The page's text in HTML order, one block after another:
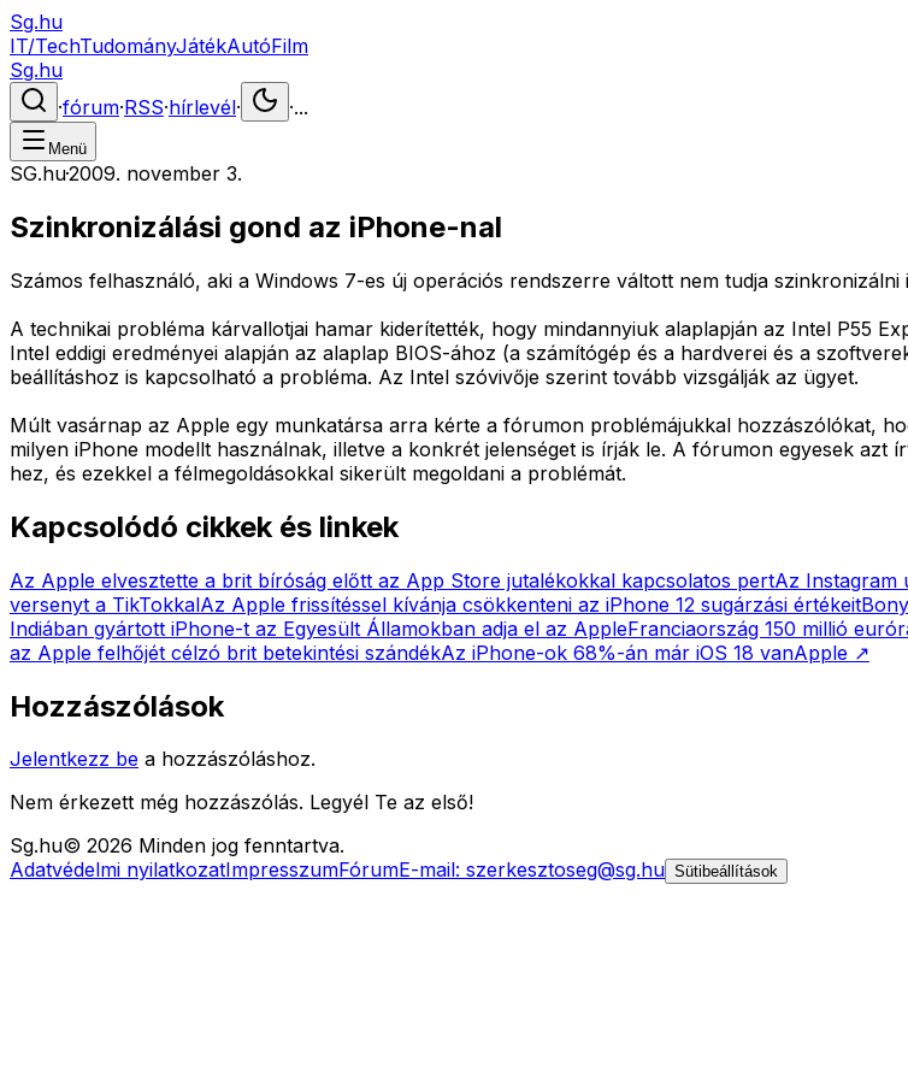
Sg.hu
IT/TechTudományJátékAutóFilm
Sg.hu
·fórum·RSS·hírlevél· ·...
Menü
SG.hu·2009. november 3.
Szinkronizálási gond az iPhone-nal
Számos felhasználó, aki a Windows 7-es új operációs rendszerre váltott nem tudja
A technikai probléma kárvallotjai hamar kiderítették, hogy mindannyiuk alaplapján az Intel P55
Intel eddigi eredményei alapján az alaplap BIOS-ához (a számítógép és a hardverei és a
beállításhoz is kapcsolható a probléma. Az Intel szóvivője szerint tovább vizsgálják az ügyet.
Múlt vasárnap az Apple egy munkatársa arra kérte a fórumon problémájukkal hozzászólókat,
milyen iPhone modellt használnak, illetve a konkrét jelenséget is írják le. A fórumon egyesek
hez, és ezekkel a félmegoldásokkal sikerült megoldani a problémát.
Kapcsolódó cikkek és linkek
Az Apple elvesztette a brit bíróság előtt az App Store jutalékokkal kapcsolatos pertAz Instagram
versenyt a TikTokkalAz Apple frissítéssel kívánja csökkenteni az iPhone 12 sugárzási értékeit
Indiában gyártott iPhone-t az Egyesült Államokban adja el az AppleFranciaország 150 millió
az Apple felhőjét célzó brit betekintési szándékAz iPhone-ok 68%-án már iOS 18 vanApple ↗
Hozzászólások
Jelentkezz be a hozzászóláshoz.
Nem érkezett még hozzászólás. Legyél Te az első!
Sg.hu© 2026 Minden jog fenntartva.
Adatvédelmi nyilatkozatImpresszumFórumE-mail: szerkesztoseg@sg.hu Sütibeállítások